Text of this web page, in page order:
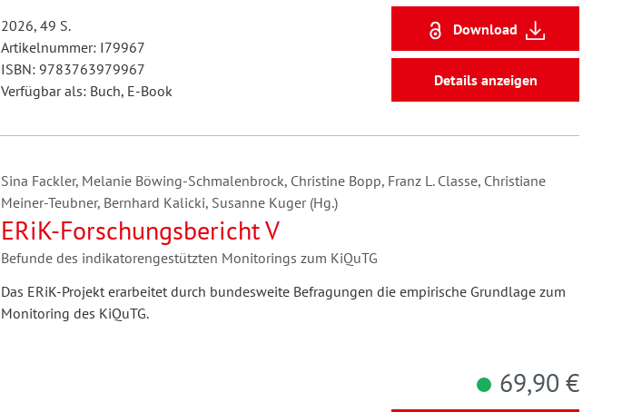
2026, 49 S.
Artikelnummer: I79967
ISBN: 9783763979967
Verfügbar als: Buch, E-Book
Download
Details anzeigen
Sina Fackler, Melanie Böwing-Schmalenbrock, Christine Bopp, Franz L. Classe, Christiane
Meiner-Teubner, Bernhard Kalicki, Susanne Kuger (Hg.)
ERiK-Forschungsbericht V
Befunde des indikatorengestützten Monitorings zum KiQuTG
Das ERiK-Projekt erarbeitet durch bundesweite Befragungen die empirische Grundlage zum
Monitoring des KiQuTG.
69,90 €